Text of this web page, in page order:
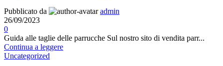
Pubblicato da
admin
26/09/2023
0
Guida alle taglie delle parrucche Sul nostro sito di vendita parr...
Continua a leggere
Uncategorized